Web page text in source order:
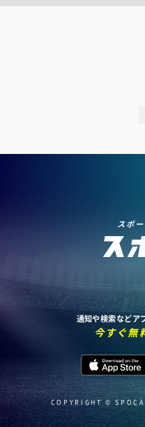
スポ
通知や検索などア
今すぐ無
COPYRIGHT ©